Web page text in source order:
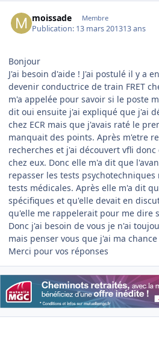
moissade Membre
Publication: 13 mars 201313 ans
Bonjour
J'ai besoin d'aide ! J'ai postulé il y a
devenir conductrice de train FRET
m'a appelée pour savoir si le poste
dit oui ensuite j'ai expliqué que j'ai
chez ECR mais que j'avais raté le
manquait des points. Après m'etre
recherches et j'ai découvert vfli
chez eux. Donc elle m'a dit que
repasser les tests
tests médicales. Après elle m'a dit
spécifiques et qu'elle devait en
qu'elle me rappelerait pour me dire
Donc j'ai besoin de vous je n'ai
mais penser vous que j'ai ma
Merci pour vos réponses